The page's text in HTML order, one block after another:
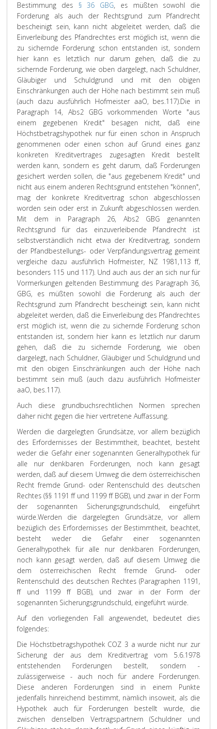
Bestimmung des § 36 GBG, es müßten sowohl die
Forderung als auch der Rechtsgrund zum Pfandrecht
bescheinigt sein, kann nicht abgeleitet werden, daß die
Einverleibung des Pfandrechtes erst möglich ist, wenn die
zu sichernde Forderung schon entstanden ist, sondern
hier kann es letztlich nur darum gehen, daß die zu
sichernde Forderung, wie oben dargelegt, nach Schuldner,
Gläubiger und Schuldgrund und mit den obigen
Einschränkungen auch der Höhe nach bestimmt sein muß
(auch dazu ausführlich Hofmeister aaO, bes.117).Die in
Paragraph 14, Abs2 GBG vorkommenden Worte "aus
einem gegebenen Kredit" besagen nicht, daß eine
Höchstbetragshypothek nur für einen schon in Anspruch
genommenen oder einen schon auf Grund eines ganz
konkreten Kreditvertrages zugesagten Kredit bestellt
werden kann, sondern es geht darum, daß Forderungen
gesichert werden sollen, die "aus gegebenem Kredit" und
nicht aus einem anderen Rechtsgrund entstehen "können",
mag der konkrete Kreditvertrag schon abgeschlossen
worden sein oder erst in Zukunft abgeschlossen werden.
Mit dem in Paragraph 26, Abs2 GBG genannten
Rechtsgrund für das einzuverleibende Pfandrecht ist
selbstverständlich nicht etwa der Kreditvertrag, sondern
der Pfandbestellungs- oder Verpfändungsvertrag gemeint
vergleiche dazu ausführlich Hofmeister, NZ 1981,113 ff,
besonders 115 und 117). Und auch aus der an sich nur für
Vormerkungen geltenden Bestimmung des Paragraph 36,
GBG, es müßten sowohl die Forderung als auch der
Rechtsgrund zum Pfandrecht bescheinigt sein, kann nicht
abgeleitet werden, daß die Einverleibung des Pfandrechtes
erst möglich ist, wenn die zu sichernde Forderung schon
entstanden ist, sondern hier kann es letztlich nur darum
gehen, daß die zu sichernde Forderung, wie oben
dargelegt, nach Schuldner, Gläubiger und Schuldgrund und
mit den obigen Einschränkungen auch der Höhe nach
bestimmt sein muß (auch dazu ausführlich Hofmeister
aaO, bes.117).
Auch diese grundbuchsrechtlichen Normen sprechen
daher nicht gegen die hier vertretene Auffassung.
Werden die dargelegten Grundsätze, vor allem bezüglich
des Erfordernisses der Bestimmtheit, beachtet, besteht
weder die Gefahr einer sogenannten Generalhypothek für
alle nur denkbaren Forderungen, noch kann gesagt
werden, daß auf diesem Umweg die dem österreichischen
Recht fremde Grund- oder Rentenschuld des deutschen
Rechtes (§§ 1191 ff und 1199 ff BGB), und zwar in der Form
der sogenannten Sicherungsgrundschuld, eingeführt
würde.Werden die dargelegten Grundsätze, vor allem
bezüglich des Erfordernisses der Bestimmtheit, beachtet,
besteht weder die Gefahr einer sogenannten
Generalhypothek für alle nur denkbaren Forderungen,
noch kann gesagt werden, daß auf diesem Umweg die
dem österreichischen Recht fremde Grund- oder
Rentenschuld des deutschen Rechtes (Paragraphen 1191,
ff und 1199 ff BGB), und zwar in der Form der
sogenannten Sicherungsgrundschuld, eingeführt würde.
Auf den vorliegenden Fall angewendet, bedeutet dies
folgendes:
Die Höchstbetragshypothek COZ 3 a wurde nicht nur zur
Sicherung der aus dem Kreditvertrag vom 5.6.1978
entstehenden Forderungen bestellt, sondern -
zulässigerweise - auch noch für andere Forderungen.
Diese anderen Forderungen sind in einem Punkte
jedenfalls hinreichend bestimmt, nämlich insoweit, als die
Hypothek auch für Forderungen bestellt wurde, die
zwischen denselben Vertragspartnern (Schuldner und